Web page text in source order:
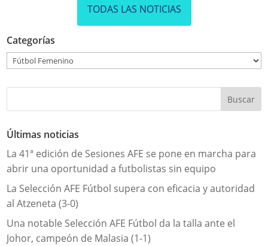
TODAS LAS NOTICIAS
Categorías
Categorías
Últimas noticias
La 41ª edición de Sesiones AFE se pone en marcha para
abrir una oportunidad a futbolistas sin equipo
La Selección AFE Fútbol supera con eficacia y autoridad
al Atzeneta (3-0)
Una notable Selección AFE Fútbol da la talla ante el
Johor, campeón de Malasia (1-1)